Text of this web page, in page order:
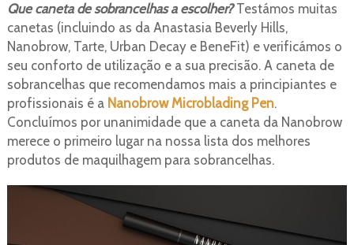
Que caneta de sobrancelhas a escolher?Testámos muitas
canetas (incluindo as da Anastasia Beverly Hills,
Nanobrow, Tarte, Urban Decay e BeneFit) e verificámos o
seu conforto de utilização e a sua precisão. A caneta de
sobrancelhas que recomendamos mais a principiantes e
profissionais é a Nanobrow Microblading Pen.
Concluímos por unanimidade que a caneta da Nanobrow
merece o primeiro lugar na nossa lista dos melhores
produtos de maquilhagem para sobrancelhas.